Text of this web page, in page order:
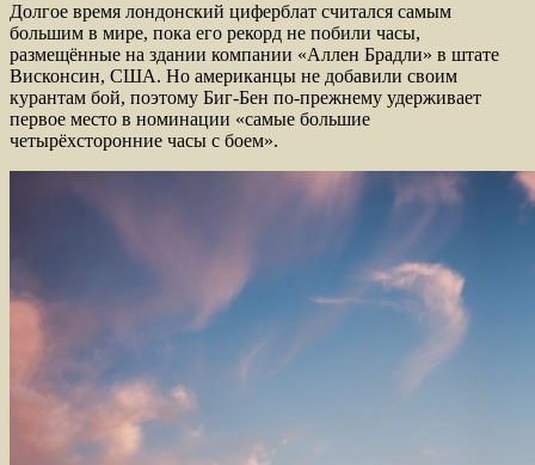
Долгое время лондонский циферблат считался самым
большим в мире, пока его рекорд не побили часы,
размещённые на здании компании «Аллен Брадли» в штате
Висконсин, США. Но американцы не добавили своим
курантам бой, поэтому Биг-Бен по-прежнему удерживает
первое место в номинации «самые большие
четырёхсторонние часы с боем».